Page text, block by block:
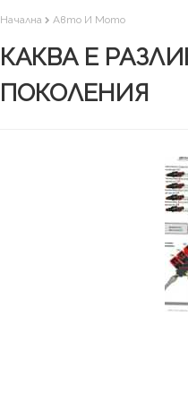
Начална Авто И Мото
КАКВА Е
ПОКОЛЕНИЯ